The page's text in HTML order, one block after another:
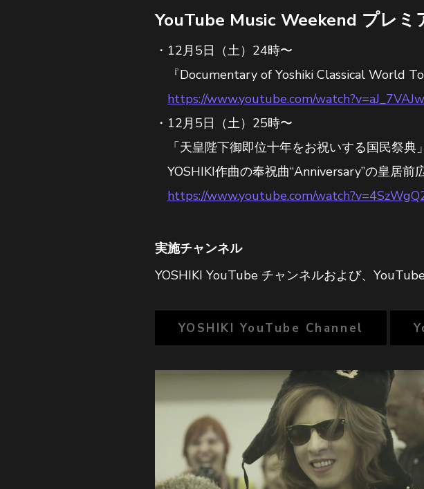
YouTube Music Weekend プレミ
12月5日（土）24時〜
『Documentary of Yoshiki Classical World
https://www.youtube.com/
12月5日（土）25時〜
「天皇陛下御即位十年をお祝いする国民祭典
YOSHIKI作曲の奉祝曲“Anniversary”の皇居前
https://www.youtube.com/
実施チャンネル
YOSHIKI YouTube チャンネルおよび、
YOSHIKI YouTube Channel